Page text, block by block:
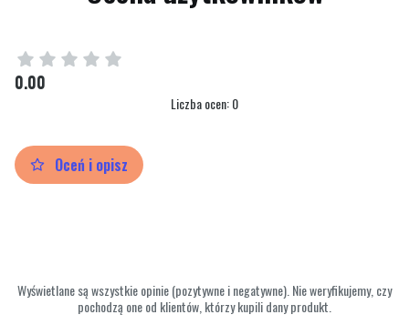
0.00
Liczba ocen: 0
Oceń i opisz
Wyświetlane są wszystkie opinie (pozytywne i negatywne). Nie weryfikujemy, czy
pochodzą one od klientów, którzy kupili dany produkt.